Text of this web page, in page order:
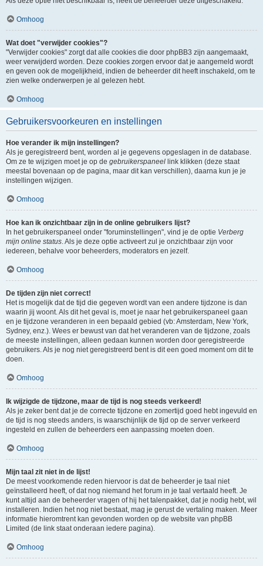
Omhoog
Wat doet "verwijder cookies"?
"Verwijder cookies" zorgt dat alle cookies die door phpBB3 zijn aangemaakt,
weer verwijderd worden. Deze cookies zorgen ervoor dat je aangemeld wordt
en geven ook de mogelijkheid, indien de beheerder dit heeft inschakeld, om te
zien welke onderwerpen je al gelezen hebt.
Omhoog
Gebruikersvoorkeuren en instellingen
Hoe verander ik mijn instellingen?
Als je geregistreerd bent, worden al je gegevens opgeslagen in de database.
Om ze te wijzigen moet je op de gebruikerspaneel link klikken (deze staat
meestal bovenaan op de pagina, maar dit kan verschillen), daarna kun je je
instellingen wijzigen.
Omhoog
Hoe kan ik onzichtbaar zijn in de online gebruikers lijst?
In het gebruikerspaneel onder "foruminstellingen", vind je de optie Verberg
mijn online status. Als je deze optie activeert zul je onzichtbaar zijn voor
iedereen, behalve voor beheerders, moderators en jezelf.
Omhoog
De tijden zijn niet correct!
Het is mogelijk dat de tijd die gegeven wordt van een andere tijdzone is dan
waarin jij woont. Als dit het geval is, moet je naar het gebruikerspaneel gaan
en je tijdzone veranderen in een bepaald gebied (vb: Amsterdam, New York,
Sydney, enz.). Wees er bewust van dat het veranderen van de tijdzone, zoals
de meeste instellingen, alleen gedaan kunnen worden door geregistreerde
gebruikers. Als je nog niet geregistreerd bent is dit een goed moment om dit te
doen.
Omhoog
Ik wijzigde de tijdzone, maar de tijd is nog steeds verkeerd!
Als je zeker bent dat je de correcte tijdzone en zomertijd goed hebt ingevuld en
de tijd is nog steeds anders, is waarschijnlijk de tijd op de server verkeerd
ingesteld en zullen de beheerders een aanpassing moeten doen.
Omhoog
Mijn taal zit niet in de lijst!
De meest voorkomende reden hiervoor is dat de beheerder je taal niet
geïnstalleerd heeft, of dat nog niemand het forum in je taal vertaald heeft. Je
kunt altijd aan de beheerder vragen of hij het talenpakket, dat je nodig hebt, wil
installeren. Indien het nog niet bestaat, mag je gerust de vertaling maken. Meer
informatie hieromtrent kan gevonden worden op de website van phpBB
Limited (de link staat onderaan iedere pagina).
Omhoog